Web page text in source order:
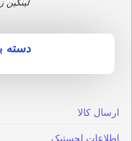
لینکین
دسته
ارسال کالا
اطلاعات لجستیک